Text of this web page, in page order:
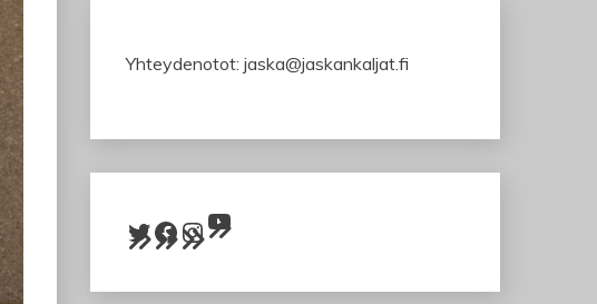
Yhteydenotot: jaska@jaskankaljat.fi
Twitter Facebook InstagramYouTube